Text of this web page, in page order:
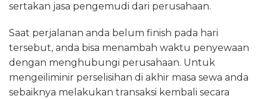
sertakan jasa pengemudi dari perusahaan.
Saat perjalanan anda belum finish pada hari
tersebut, anda bisa menambah waktu penyewaan
dengan menghubungi perusahaan. Untuk
mengeiliminir perselisihan di akhir masa sewa anda
sebaiknya melakukan transaksi kembali secara